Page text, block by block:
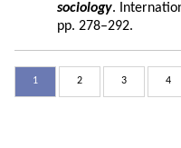
sociology.
pp. 278–292.
1 2 3 4